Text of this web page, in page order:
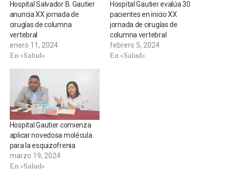
Hospital Salvador B. Gautier
anuncia XX jornada de
cirugías de columna
vertebral
enero 11, 2024
En «Salud»
Hospital Gautier evalúa 30
pacientes en inicio XX
jornada de cirugías de
columna vertebral
febrero 5, 2024
En «Salud»
Hospital Gautier comienza
aplicar novedosa molécula
para la esquizofrenia
marzo 19, 2024
En «Salud»